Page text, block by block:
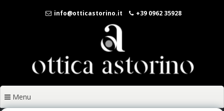
info@otticastorino.it +39 0962 35928
Menu